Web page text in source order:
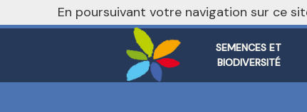
SEMENCES ET
BIODIVERSITÉ
nivo_2026: 1En poursuivant votre navigation sur ce